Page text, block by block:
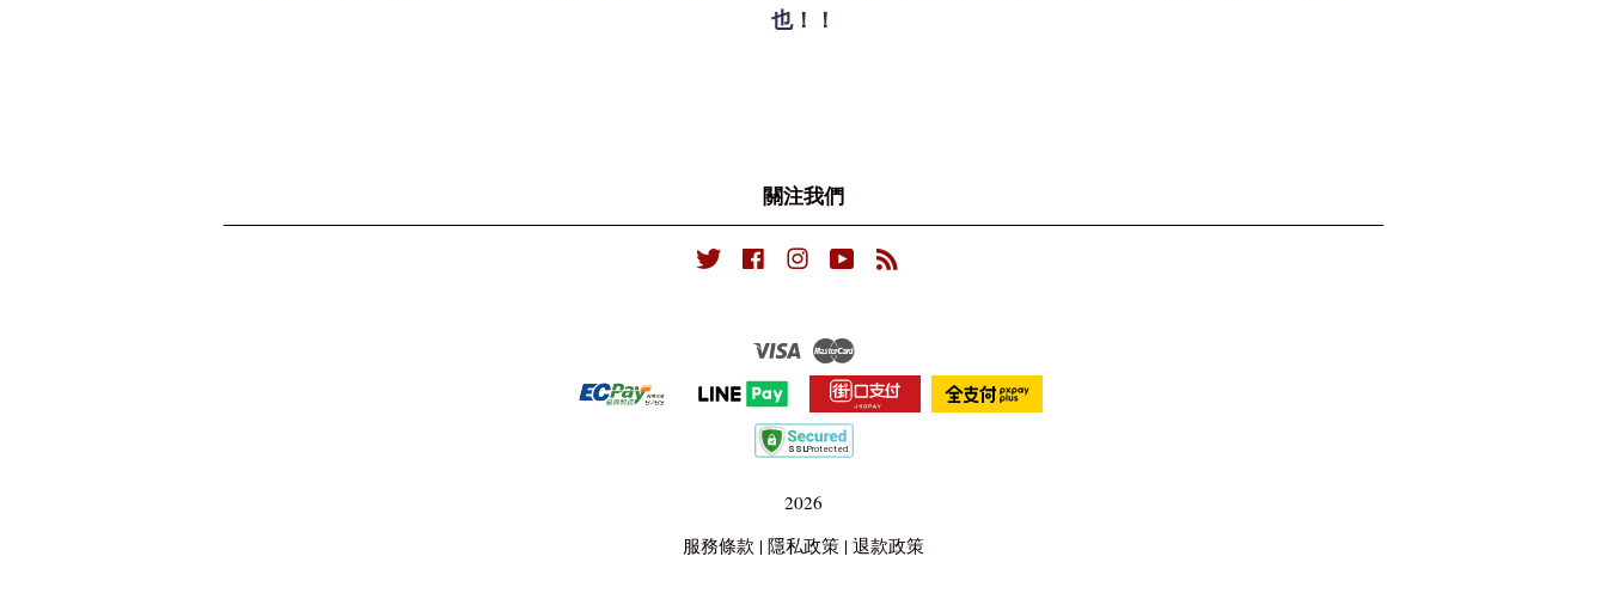
也！！
關注我們
Twitter FacebookInstagramYouTube
Visa
2026
服務條款 | 隱私政策 | 退款政策